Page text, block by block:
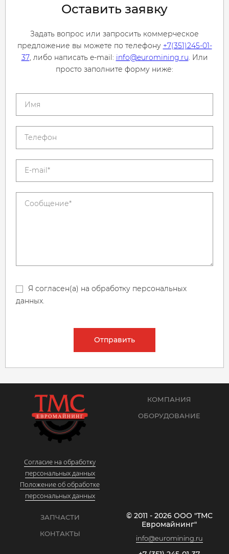
Оставить заявку
Задать вопрос или запросить коммерческое
предложение вы можете по телефону +7(351)245-01-
37, либо написать e-mail: info@euromining.ru. Или
просто заполните форму ниже:
Я согласен(а) на обработку персональных
данных.
Отправить
Согласие на обработку
персональных данных
Положение об обработке
персональных данных
КОМПАНИЯ
ОБОРУДОВАНИЕ
ЗАПЧАСТИ
КОНТАКТЫ
© 2011 - 2026 ООО "ТМС
Евромайнинг"
info@euromining.ru